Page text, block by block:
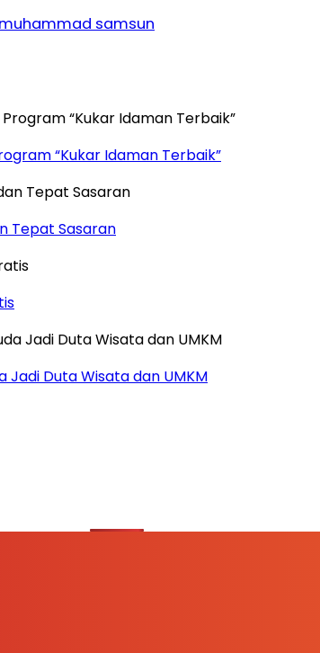
muhammad samsun
“Kukar Idaman Terbaik”
Tepat Sasaran
Jadi Duta Wisata dan UMKM